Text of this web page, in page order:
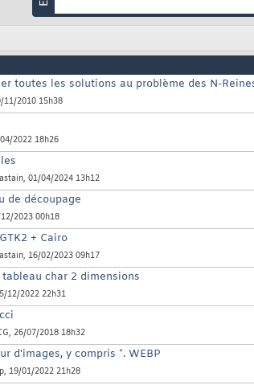
toutes les solutions au problème des N-
11/2010 15h38
2022 18h26
, 01/04/2024 13h12
de découpage
2023 00h18
+ Cairo
, 16/02/2023 09h17
char 2 dimensions
12/2022 22h31
, 26/07/2018 18h32
d'images, y compris *. WEBP
, 19/01/2022 21h28